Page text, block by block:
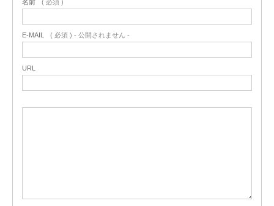
名前 ( 必須 )
E-MAIL ( 必須 ) - 公開されません -
URL